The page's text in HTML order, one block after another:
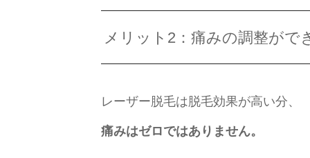
メリット2：痛みの調整がで
レーザー脱毛は脱毛効果が高い分、
痛みはゼロではありません。